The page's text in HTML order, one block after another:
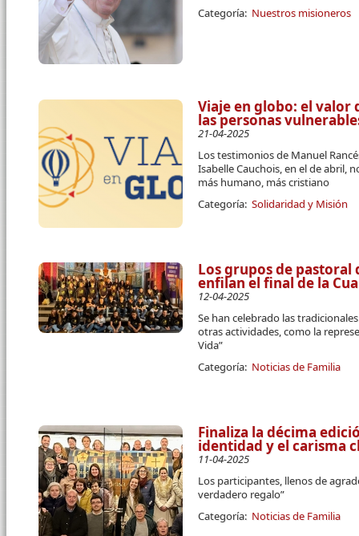
Categoría: Nuestros misioneros
Viaje en globo: el valor
las personas
21-04-2025
Los testimonios de Manuel
Isabelle Cauchois, en el de abril,
más humano, más cristiano
Categoría: Solidaridad y Misión
Los grupos de
enfilan el final de la
12-04-2025
Se han celebrado las
otras actividades, como la
Vida”
Categoría: Noticias de Familia
Finaliza la décima
identidad y el carisma
11-04-2025
Los participantes, llenos de
verdadero regalo”
Categoría: Noticias de Familia